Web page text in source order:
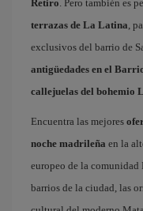
Retiro. Pero también es
terrazas de La Latina,
exclusivos del barrio de
antigüedades en el
callejuelas del bohemio
Encuentra las mejores
noche madrileña en la
europeo de la
barrios de la ciudad, las